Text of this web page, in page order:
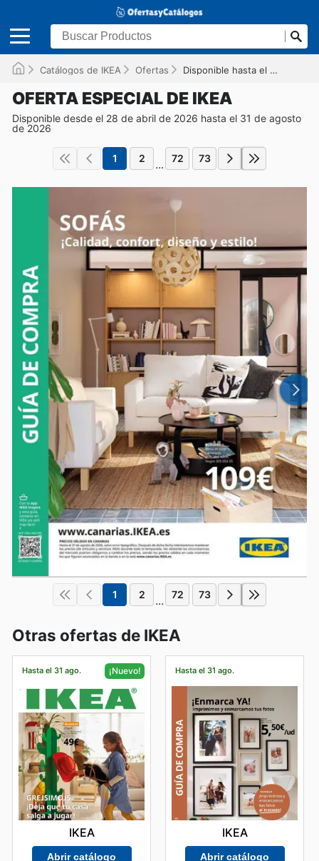
Catálogos de IKEA Ofertas Disponible hasta el 31/08/2026
OFERTA ESPECIAL DE IKEA
Disponible desde el 28 de abril de 2026 hasta el 31 de agosto
de 2026
1 2 ... 72 73
1 2 ... 72 73
Otras ofertas de IKEA
Hasta el 31 ago. ¡Nuevo!
IKEA
Abrir catálogo
Hasta el 31 ago.
IKEA
Abrir catálogo